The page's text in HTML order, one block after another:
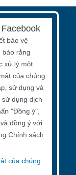
bảo vệ
bảo rằng
xử lý một
của chúng
sử dụng và
dụng dịch
"Đồng ý",
đồng ý với
Chính sách
của chúng